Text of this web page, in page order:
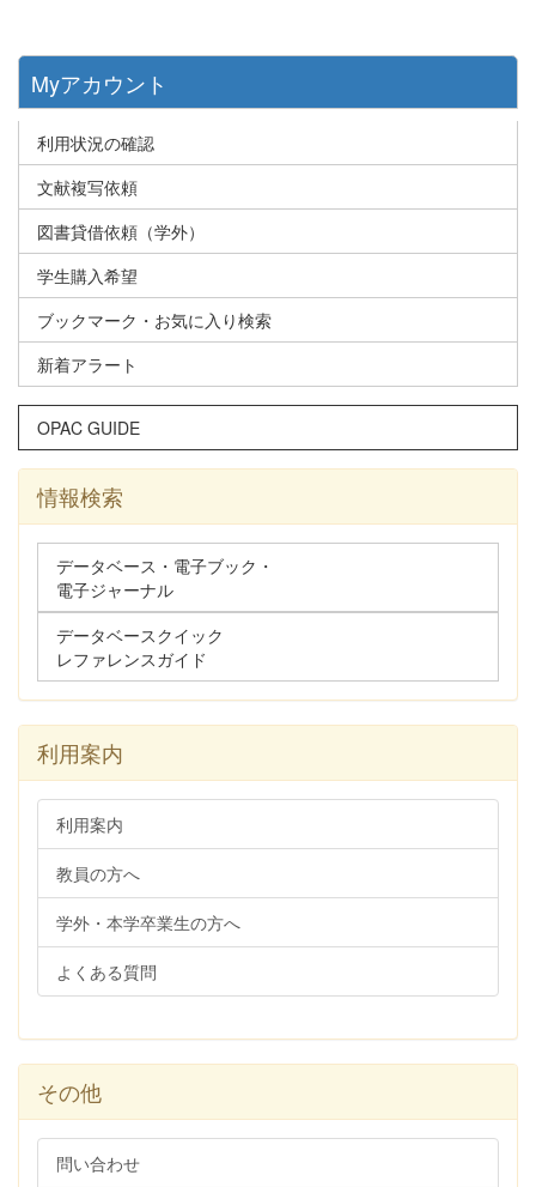
Myアカウント
利用状況の確認
文献複写依頼
図書貸借依頼（学外）
学生購入希望
ブックマーク・お気に入り検索
新着アラート
OPAC GUIDE
情報検索
データベース・電子ブック・
電子ジャーナル
データベースクイック
レファレンスガイド
利用案内
利用案内
教員の方へ
学外・本学卒業生の方へ
よくある質問
その他
問い合わせ